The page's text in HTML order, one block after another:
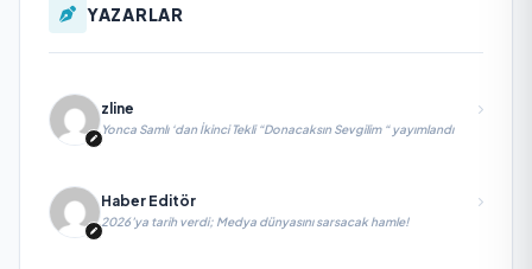
YAZARLAR
zline
Yonca Samlı ‘dan İkinci Tekli “Donacaksın Sevgilim “ yayımlandı
Haber Editör
2026’ya tarih verdi; Medya dünyasını sarsacak hamle!